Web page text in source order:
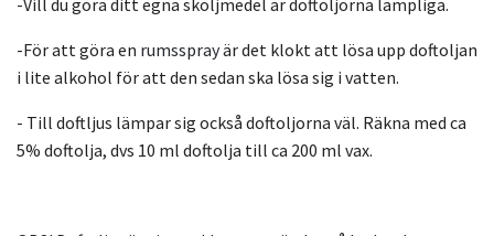
-Vill du göra ditt egna sköljmedel är doftoljorna lämpliga.
-För att göra en rumssprayär det klokt att lösa upp doftoljan
i lite alkohol för att den sedan ska lösa sig i vatten.
- Till doftljus lämpar sig också doftoljorna väl. Räkna med ca
5% doftolja, dvs 10 ml doftolja till ca 200 ml vax.